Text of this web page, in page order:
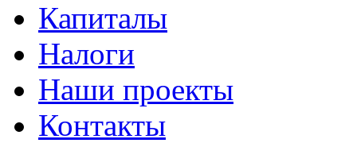
Капиталы
Налоги
Наши проекты
Контакты